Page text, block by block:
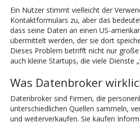
Ein Nutzer stimmt vielleicht der
Kontaktformulars zu, aber das
dass seine Daten an einen US-
übermittelt werden, der sie dort
Dieses Problem betrifft nicht nur
auch kleine Startups, die viele Dienste
Was Datenbroker
Datenbroker sind Firmen, die
unterschiedlichen Quellen sammeln,
und weiterverkaufen. Sie kaufen